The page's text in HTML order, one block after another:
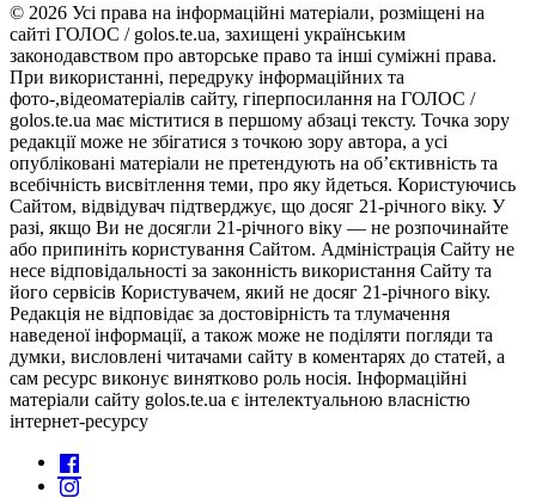
© 2026 Усі права на інформаційні матеріали, розміщені на
сайті ГОЛОС / golos.te.ua, захищені українським
законодавством про авторське право та інші суміжні права.
При використанні, передруку інформаційних та
фото-,відеоматеріалів сайту, гіперпосилання на ГОЛОС /
golos.te.ua має міститися в першому абзаці тексту. Точка зору
редакції може не збігатися з точкою зору автора, а усі
опубліковані матеріали не претендують на об’єктивність та
всебічність висвітлення теми, про яку йдеться. Користуючись
Сайтом, відвідувач підтверджує, що досяг 21-річного віку. У
разі, якщо Ви не досягли 21-річного віку — не розпочинайте
або припиніть користування Сайтом. Адміністрація Сайту не
несе відповідальності за законність використання Сайту та
його сервісів Користувачем, який не досяг 21-річного віку.
Редакція не відповідає за достовірність та тлумачення
наведеної інформації, а також може не поділяти погляди та
думки, висловлені читачами сайту в коментарях до статей, а
сам ресурс виконує винятково роль носія. Інформаційні
матеріали сайту golos.te.ua є інтелектуальною власністю
інтернет-ресурсу